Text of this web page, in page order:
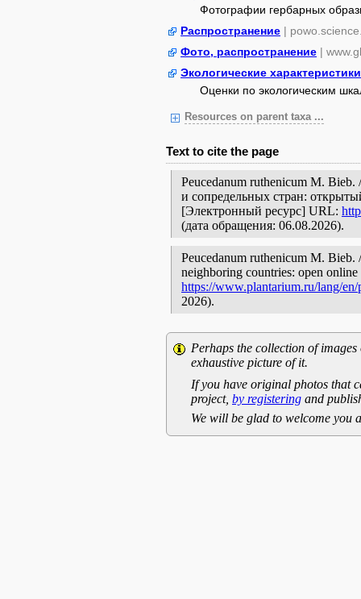
Фотографии гербарных
Распространение |
Фото, распространение |
Экологические характеристики
Оценки по экологическим
Resources on parent taxa ...
Text to cite the page
Peucedanum ruthenicum M.
и сопредельных стран:
[Электронный ресурс] URL:
(дата обращения: 06.08.2026).
Peucedanum ruthenicum M. Bieb.
neighboring countries: open
https://www.plantarium.ru/lang/
2026).
Perhaps the collection of
exhaustive picture of it.
If you have original photos that
project, by registering and
We will be glad to welcome